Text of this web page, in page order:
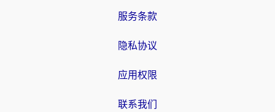
服务条款
隐私协议
应用权限
联系我们